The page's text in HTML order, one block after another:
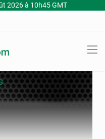
2026 à 10h45 GMT